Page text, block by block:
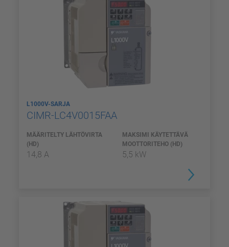
L1000V-SARJA
CIMR-LC4V0015FAA
MÄÄRITELTY LÄHTÖVIRTA
(HD)
14,8 A
MAKSIMI KÄYTETTÄVÄ
MOOTTORITEHO (HD)
5,5 kW